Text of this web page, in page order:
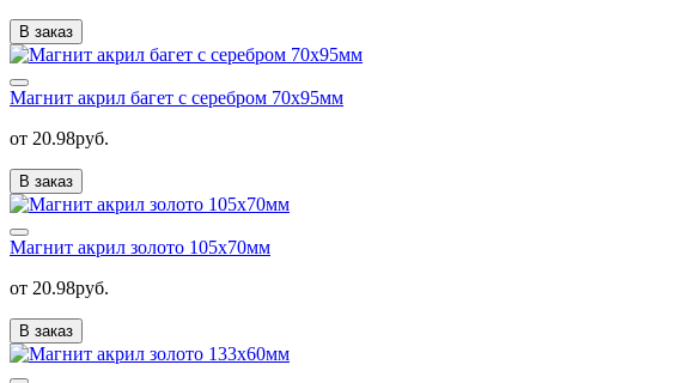
В заказ
Магнит акрил багет с серебром 70х95мм
от 20.98руб.
В заказ
Магнит акрил золото 105х70мм
от 20.98руб.
В заказ